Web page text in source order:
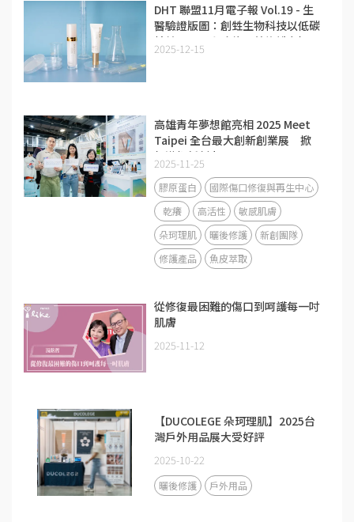
DHT 聯盟11月電子報 Vol.19 - 生
醫驗證版圖：創甡生物科技以低碳
精純膠原蛋白攻佔醫美修護市場
2025-12-15
高雄青年夢想館亮相 2025 Meet
Taipei 全台最大創新創業展 掀
起港都新創力
2025-11-25
膠原蛋白
國際傷口修復與再生中心
乾癢
高活性
敏感肌膚
朵珂理肌
曬後修護
新創團隊
修護產品
魚皮萃取
從修復最困難的傷口到呵護每一吋
肌膚
2025-11-12
【DUCOLEGE 朵珂理肌】2025台
灣戶外用品展大受好評
2025-10-22
曬後修護 戶外用品